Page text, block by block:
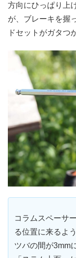
方向にひっぱり上
が、ブレーキを握
ドセットがガタつ
コラムスペーサ
る位置に来るよ
ツバの間が3mm